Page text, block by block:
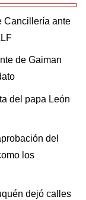
Cancillería ante
de Gaiman
del papa León
del
los
dejó calles